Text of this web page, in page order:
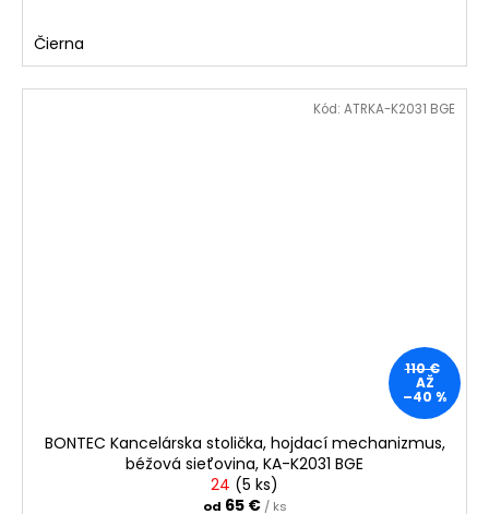
Čierna
110 €
AŽ
–40 %
BONTEC Kancelárska stolička, hojdací mechanizmus,
béžová sieťovina, KA-K2031 BGE
24 (5 ks)
od 65 € / ks
Kód: ATRKA-K2031 BGE